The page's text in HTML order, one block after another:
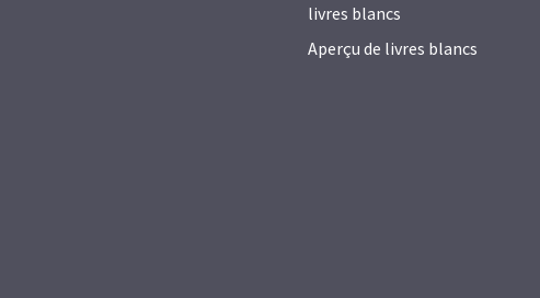
livres blancs
Aperçu de livres blancs